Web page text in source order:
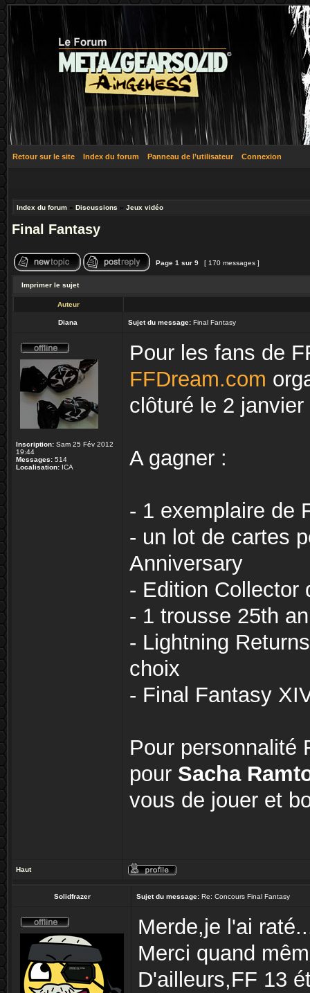
Retour sur le site Index du forum Panneau de l’utilisateur Connexion
Index du forum » Discussions » Jeux vidéo
Final Fantasy
Page 1 sur 9 [ 170 messages ]
Imprimer le sujet
Auteur
Diana Sujet du message: Final Fantasy
Inscription: Sam 25 Fév 2012
19:44
Messages: 514
Localisation: ICA
Pour les fans de
FFDream.com
clôturé le 2 janvier
A gagner :
- 1 exemplaire de
- un lot de cartes
Anniversary
- Edition Collector
- 1 trousse 25th
- Lightning
choix
- Final Fantasy
Pour personnalité
pour Sacha
vous de jouer et
Haut
Solidfrazer Sujet du message: Re: Concours Final Fantasy
Merde,je l'ai
Merci quand
D'ailleurs,FF 13